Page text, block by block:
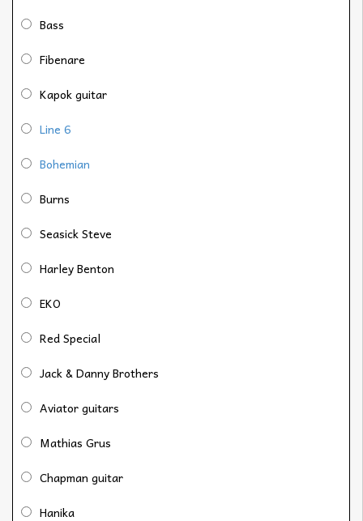
Bass
Fibenare
Kapok guitar
Line 6
Bohemian
Burns
Seasick Steve
Harley Benton
EKO
Red Special
Jack & Danny Brothers
Aviator guitars
Mathias Grus
Chapman guitar
Hanika